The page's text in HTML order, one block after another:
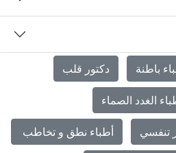
باطنة دكتور قلب
الغدد الصماء
تنفسي أطباء نطق و تخاطب